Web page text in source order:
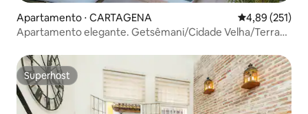
Apartamento ⋅ CARTAGENA 4,89 de uma
4,89 (251)
Apartamento elegante. Getsêmani/Cidade Velha/Terraço
Superhost
Superhost